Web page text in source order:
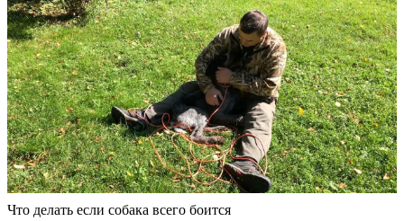
Что делать если собака всего боится